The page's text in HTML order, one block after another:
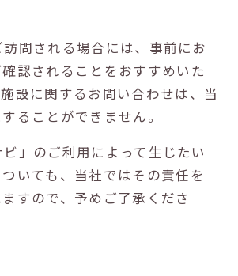
訪問される場合には、事前にお
認されることをおすすめいた
設に関するお問い合わせは、当
ることができません。
ビ」のご利用によって生じたい
いても、当社ではその責任を
すので、予めご了承くださ